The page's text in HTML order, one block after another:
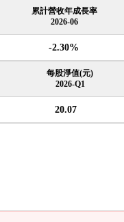
累計營收年成長率
2026-06
-2.30%
每股淨值(元)
2026-Q1
20.07